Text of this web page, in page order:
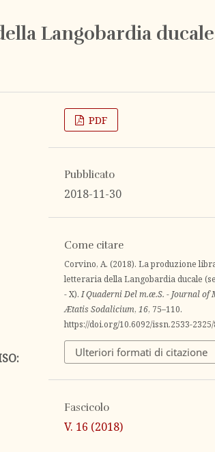
Langobardia ducale
PDF
Pubblicato
2018-11-30
Come citare
Corvino, A. (2018). La produzione
letteraria della Langobardia ducale
- X).I Quaderni Del m.æ.S. - Journal of
Ætatis Sodalicium, 16, 75–110.
https://doi.org/10.6092/issn.2533-
Ulteriori formati di citazione
Fascicolo
V. 16 (2018)